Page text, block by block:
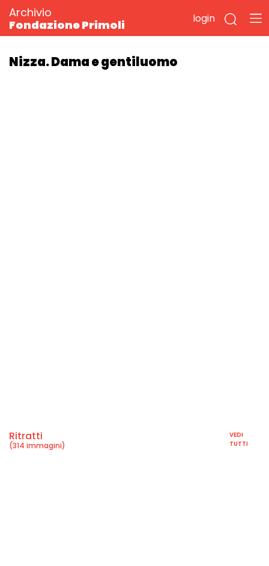
Archivio
Fondazione Primoli
login
Nizza. Dama e gentiluomo
Ritratti
(314 immagini)
VEDI
TUTTI